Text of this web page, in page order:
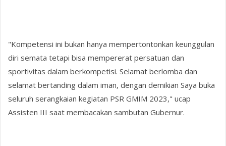
"Kompetensi ini bukan hanya mempertontonkan keunggulan
diri semata tetapi bisa mempererat persatuan dan
sportivitas dalam berkompetisi. Selamat berlomba dan
selamat bertanding dalam iman, dengan demikian Saya buka
seluruh serangkaian kegiatan PSR GMIM 2023," ucap
Assisten III saat membacakan sambutan Gubernur.